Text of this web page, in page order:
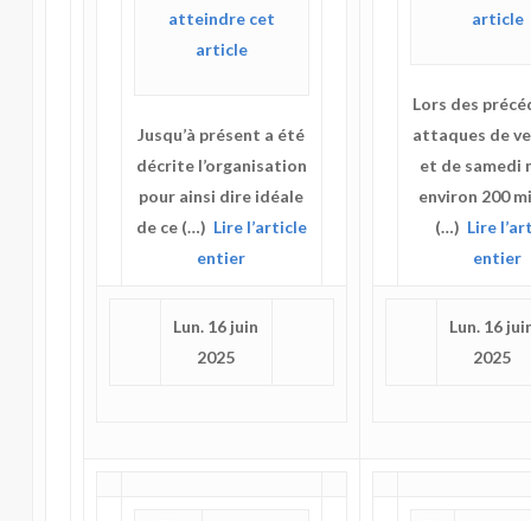
Jusqu’à présent a été
décrite l’organisation
pour ainsi dire idéale
de ce (…) Lire l’article
entier
Lun. 16 juin
2025
Lors des
attaques de
et de samedi
environ 200
(…) Lire
entier
Lun. 16
2025